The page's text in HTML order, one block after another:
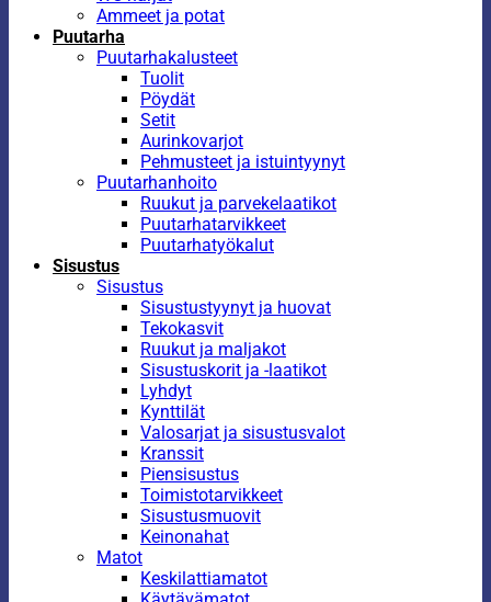
Ammeet ja potat
Puutarha
Puutarhakalusteet
Tuolit
Pöydät
Setit
Aurinkovarjot
Pehmusteet ja istuintyynyt
Puutarhanhoito
Ruukut ja parvekelaatikot
Puutarhatarvikkeet
Puutarhatyökalut
Sisustus
Sisustus
Sisustustyynyt ja huovat
Tekokasvit
Ruukut ja maljakot
Sisustuskorit ja -laatikot
Lyhdyt
Kynttilät
Valosarjat ja sisustusvalot
Kranssit
Piensisustus
Toimistotarvikkeet
Sisustusmuovit
Keinonahat
Matot
Keskilattiamatot